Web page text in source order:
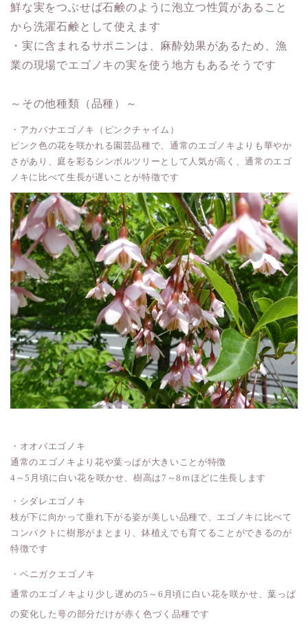
鮮な実をつぶせば石鹸のように泡立つ性質があること
から洗濯石鹸として使えます
・実に含まれるサポニンは、麻酔効果があるため、漁
業の現場でエゴノキの実を使う地方もあるそうです
～その他種類（品種）～
・アカバナエゴノキ（ピンクチャイム）
ピンク色の花を咲かれる園芸品種で、通常のエゴノキよりも華やか
さがあり、庭を彩るシンボルツリーとして人気が高く、通常のエゴ
ノキに比べて生長が遅いことが特徴です
・オオバエゴノキ
通常のエゴノキより花や葉っぱが大きいことが特徴
4～5月頃に白い花を咲かせ、樹高は7～8ｍほどに生長します
・シダレエゴノキ
枝が下に向かって垂れ下がる姿が美しい品種で、エゴノキに比べて
コンパクトに樹形がまとまり、鉢植えでも育てることができるのが
特徴です
・ベニガクエゴノキ
通常のエゴノキより少し遅めの5～6月頃に白い花を咲かせ、葉っぱ
の変化した萼の部分だけが赤く色づく品種です